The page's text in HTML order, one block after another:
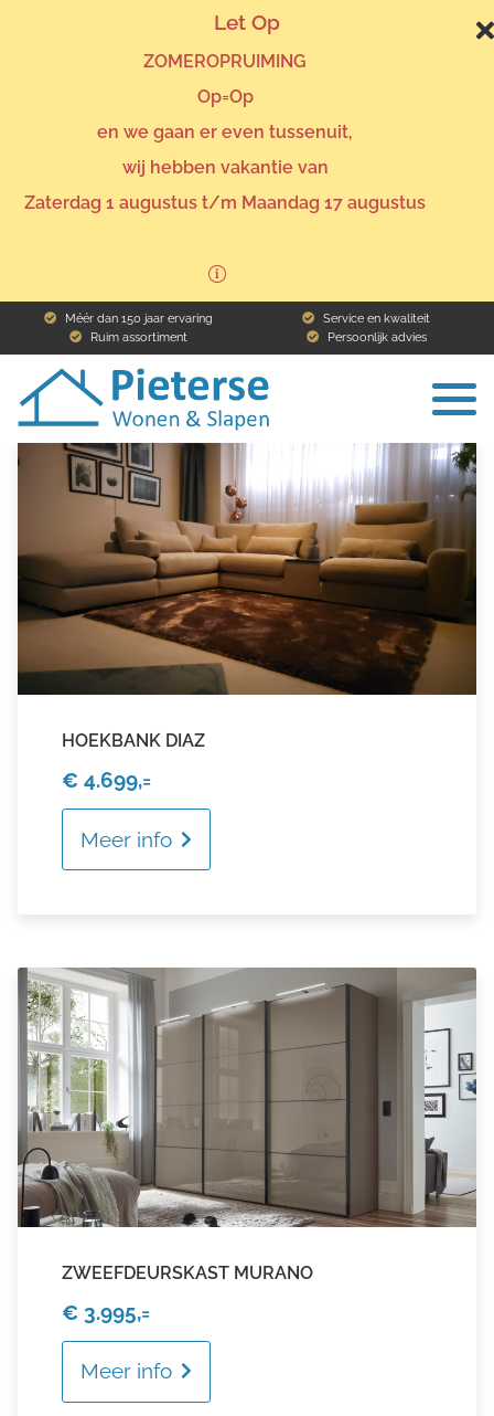
Méér dan 150 jaar ervaring
Ruim assortiment
Service en kwaliteit
Persoonlijk advies
Let Op
ZOMEROPRUIMING
Op=Op
en we gaan er even tussenuit,
wij hebben vakantie van
Zaterdag 1 augustus t/m Maandag 17 augustus
Assortiment
Assortiment
HOEKBANK DIAZ
€ 4.699,=
Meer info
ZWEEFDEURSKAST MURANO
€ 3.995,=
Meer info